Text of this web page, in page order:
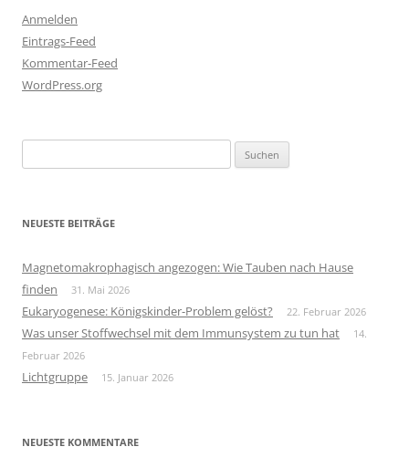
Anmelden
Eintrags-Feed
Kommentar-Feed
WordPress.org
nach:
NEUESTE BEITRÄGE
Magnetomakrophagisch angezogen: Wie Tauben nach Hause
finden
31. Mai 2026
Eukaryogenese: Königskinder-Problem gelöst? 22. Februar 2026
Was unser Stoffwechsel mit dem Immunsystem zu tun hat
14.
Februar 2026
Lichtgruppe 15. Januar 2026
NEUESTE KOMMENTARE